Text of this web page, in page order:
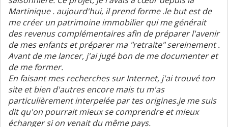
Martinique . aujourd'hui, il prend forme .le but est de
me créer un patrimoine immobilier qui me générait
des revenus complémentaires afin de préparer l'avenir
de mes enfants et préparer ma "retraite" sereinement .
Avant de me lancer, j'ai jugé bon de me documenter et
de me former.
En faisant mes recherches sur Internet, j'ai trouvé ton
site et bien d'autres encore mais tu m'as
particulièrement interpelée par tes origines.je me suis
dit qu'on pourrait mieux se comprendre et mieux
échanger si on venait du même pays.